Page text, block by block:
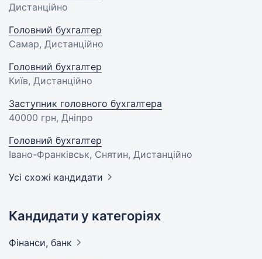
Дистанційно
Головний бухгалтер
Самар, Дистанційно
Головний бухгалтер
Київ, Дистанційно
Заступник головного бухгалтера
40000 грн, Дніпро
Головний бухгалтер
Івано-Франківськ, Снятин, Дистанційно
Усі схожі кандидати
Кандидати у категоріях
Фінанси, банк